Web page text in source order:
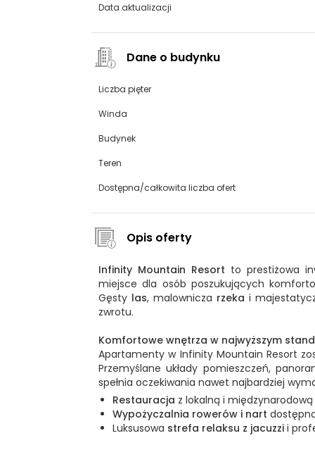
Data aktualizacji
Dane o budynku
Liczba pięter
Winda
Budynek
Teren
Dostępna/całkowita liczba ofert
Opis oferty
Infinity Mountain Resort to prestiżowa
miejsce dla osób poszukujących
Gęsty las, malownicza rzeka i
zwrotu.
Komfortowe wnętrza w najwyższym
Apartamenty w Infinity Mountain Resort
Przemyślane układy pomieszczeń,
spełnia oczekiwania nawet najbardziej
Restauracja z lokalną i
Wypożyczalnia rowerów i nart
Luksusowa strefa relaksu z jacuzzi i